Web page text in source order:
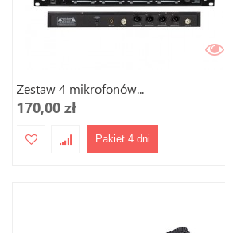
Zestaw 4 mikrofonów...
170,00 zł
Pakiet 4 dni